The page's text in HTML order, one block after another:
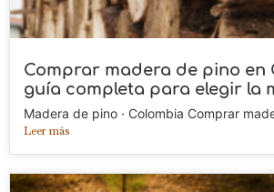
Comprar madera de pino en
guía completa para elegir la
Madera de pino · Colombia Comprar
Leer más